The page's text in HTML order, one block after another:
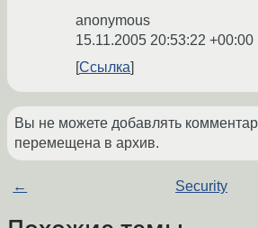
anonymous
15.11.2005 20:53:22 +00:00
Ссылка
Вы не можете добавлять
перемещена в архив.
← Security